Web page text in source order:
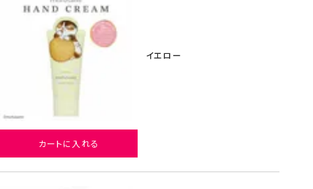
イエロー
カートに入れる